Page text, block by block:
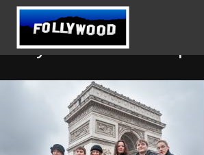
Follywood au complet